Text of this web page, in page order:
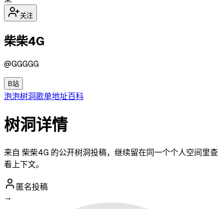
关注
柴柴4G
@GGGGG
B站
泡泡树洞歌单地址百科
树洞详情
来自 柴柴4G 的公开树洞投稿，继续留在同一个个人空间里查
看上下文。
匿名投稿
→